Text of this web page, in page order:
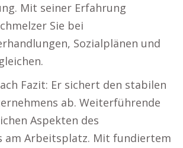
Mit seiner Erfahrung
Sie bei
Sozialplänen und
Fazit: Er sichert den stabilen
ab. Weiterführende
Aspekten des
am Arbeitsplatz. Mit fundiertem